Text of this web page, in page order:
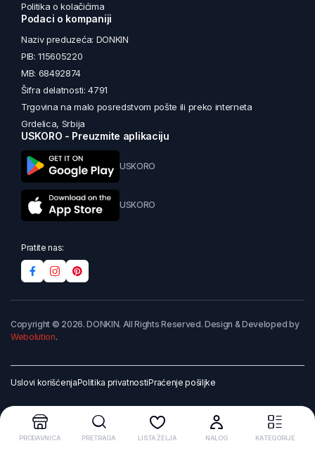
Politika o kolačićima
Podaci o kompaniji
Naziv preduzeća: DONKIN
PIB: 115605220
MB: 68492874
Šifra delatnosti: 4791
Trgovina na malo posredstvom pošte ili preko interneta
Grdelica, Srbija
USKORO - Preuzmite aplikaciju
USKORO
USKORO
Pratite nas:
Copyright © 2026. DONKIN. All Rights Reserved. Design & Developed by
Webolution.
Uslovi korišćenjaPolitika privatnostiPraćenje pošiljke
PRODAVNICA PRETRAGA LISTA ŽELJA NALOG KATEGORIJE